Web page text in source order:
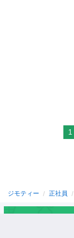
1
ジモティー 正社員